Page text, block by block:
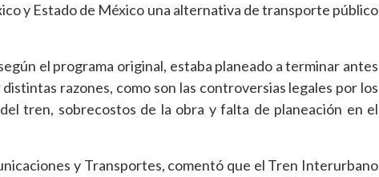
y Estado de México una alternativa de transporte público
el programa original, estaba planeado a terminar antes
razones, como son las controversias legales por los
tren, sobrecostos de la obra y falta de planeación en el
y Transportes, comentó que el Tren Interurbano